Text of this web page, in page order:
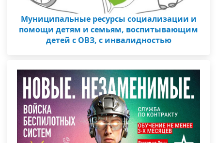
Муниципальные ресурсы социализации и
помощи детям и семьям, воспитывающим
детей с ОВЗ, с инвалидностью